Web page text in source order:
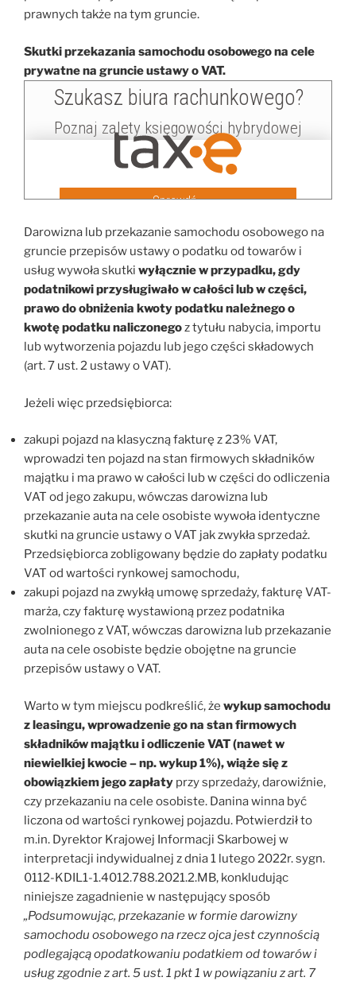
prawnych także na tym gruncie.
Skutki przekazania samochodu osobowego na cele
prywatne na gruncie ustawy o VAT.
Darowizna lub przekazanie samochodu osobowego na
gruncie przepisów ustawy o podatku od towarów i
usług wywoła skutki wyłącznie w przypadku, gdy
podatnikowi przysługiwałow całości lub w części,
prawo do obniżenia kwoty podatku należnego o
kwotę podatku naliczonegoz tytułu nabycia, importu
lub wytworzenia pojazdu lub jego części składowych
(art. 7 ust. 2 ustawy o VAT).
Jeżeli więc przedsiębiorca:
zakupi pojazd na klasyczną fakturę z 23% VAT,
wprowadzi ten pojazd na stan firmowych składników
majątku i ma prawo w całości lub w części do odliczenia
VAT od jego zakupu, wówczas darowizna lub
przekazanie auta na cele osobiste wywoła identyczne
skutki na gruncie ustawy o VAT jak zwykła sprzedaż.
Przedsiębiorca zobligowany będzie do zapłaty podatku
VAT od wartości rynkowej samochodu,
zakupi pojazd na zwykłą umowę sprzedaży, fakturę VAT-
marża, czy fakturę wystawioną przez podatnika
zwolnionego z VAT, wówczas darowizna lub przekazanie
auta na cele osobiste będzie obojętne na gruncie
przepisów ustawy o VAT.
Warto w tym miejscu podkreślić, że wykup samochodu
z leasingu, wprowadzenie go na stan firmowych
składników majątku i odliczenie VAT (nawet w
niewielkiej kwocie – np. wykup 1%), wiąże się z
obowiązkiem jego zapłaty przy sprzedaży, darowiźnie,
czy przekazaniu na cele osobiste. Danina winna być
liczona od wartości rynkowej pojazdu. Potwierdził to
m.in. Dyrektor Krajowej Informacji Skarbowej w
interpretacji indywidualnej z dnia 1 lutego 2022r. sygn.
0112-KDIL1-1.4012.788.2021.2.MB, konkludując
niniejsze zagadnienie w następujący sposób
„Podsumowując, przekazanie w formie darowizny
samochodu osobowego na rzecz ojca jest czynnością
podlegającą opodatkowaniu podatkiem od towarów i
usług zgodnie z art. 5 ust. 1 pkt 1 w powiązaniu z art. 7